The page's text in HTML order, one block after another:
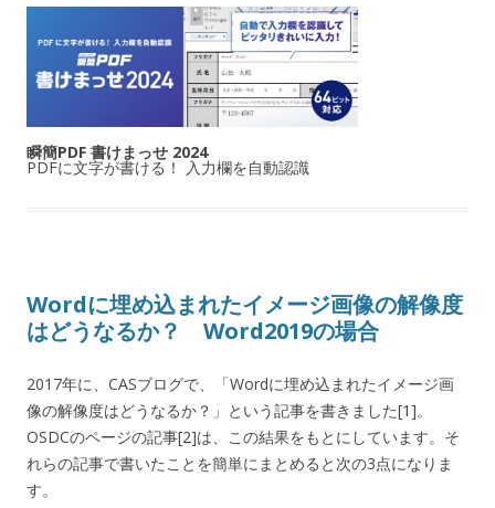
瞬簡PDF 書けまっせ 2024
PDFに文字が書ける！ 入力欄を自動認識
Wordに埋め込まれたイメージ画像の解像度
はどうなるか？ Word2019の場合
2017年に、CASブログで、「Wordに埋め込まれたイメージ画
像の解像度はどうなるか？」という記事を書きました[1]。
OSDCのページの記事[2]は、この結果をもとにしています。そ
れらの記事で書いたことを簡単にまとめると次の3点になりま
す。